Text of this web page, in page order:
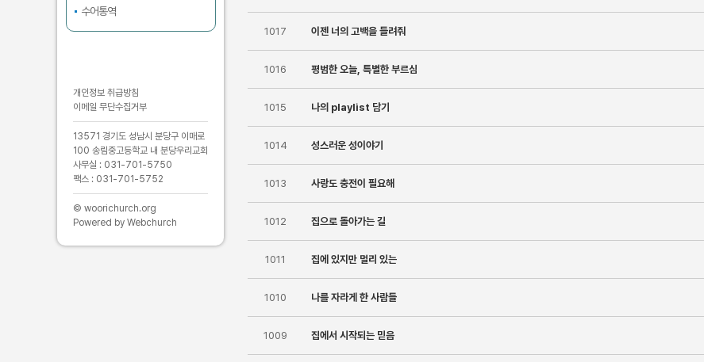
수어통역
개인정보 취급방침
이메일 무단수집거부
13571 경기도 성남시 분당구 이매로
100 송림중고등학교 내 분당우리교회
사무실 : 031-701-5750
팩스 : 031-701-5752
© woorichurch.org
Powered by Webchurch
1017 이젠 너의 고백을 들려줘
1016 평범한 오늘, 특별한 부르심
1015 나의 playlist 담기
1014 성스러운 성이야기
1013 사랑도 충전이 필요해
1012 집으로 돌아가는 길
1011 집에 있지만 멀리 있는
1010 나를 자라게 한 사람들
1009 집에서 시작되는 믿음